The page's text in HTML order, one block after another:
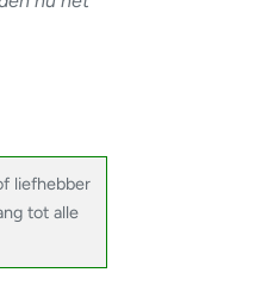
liefhebber
tot alle